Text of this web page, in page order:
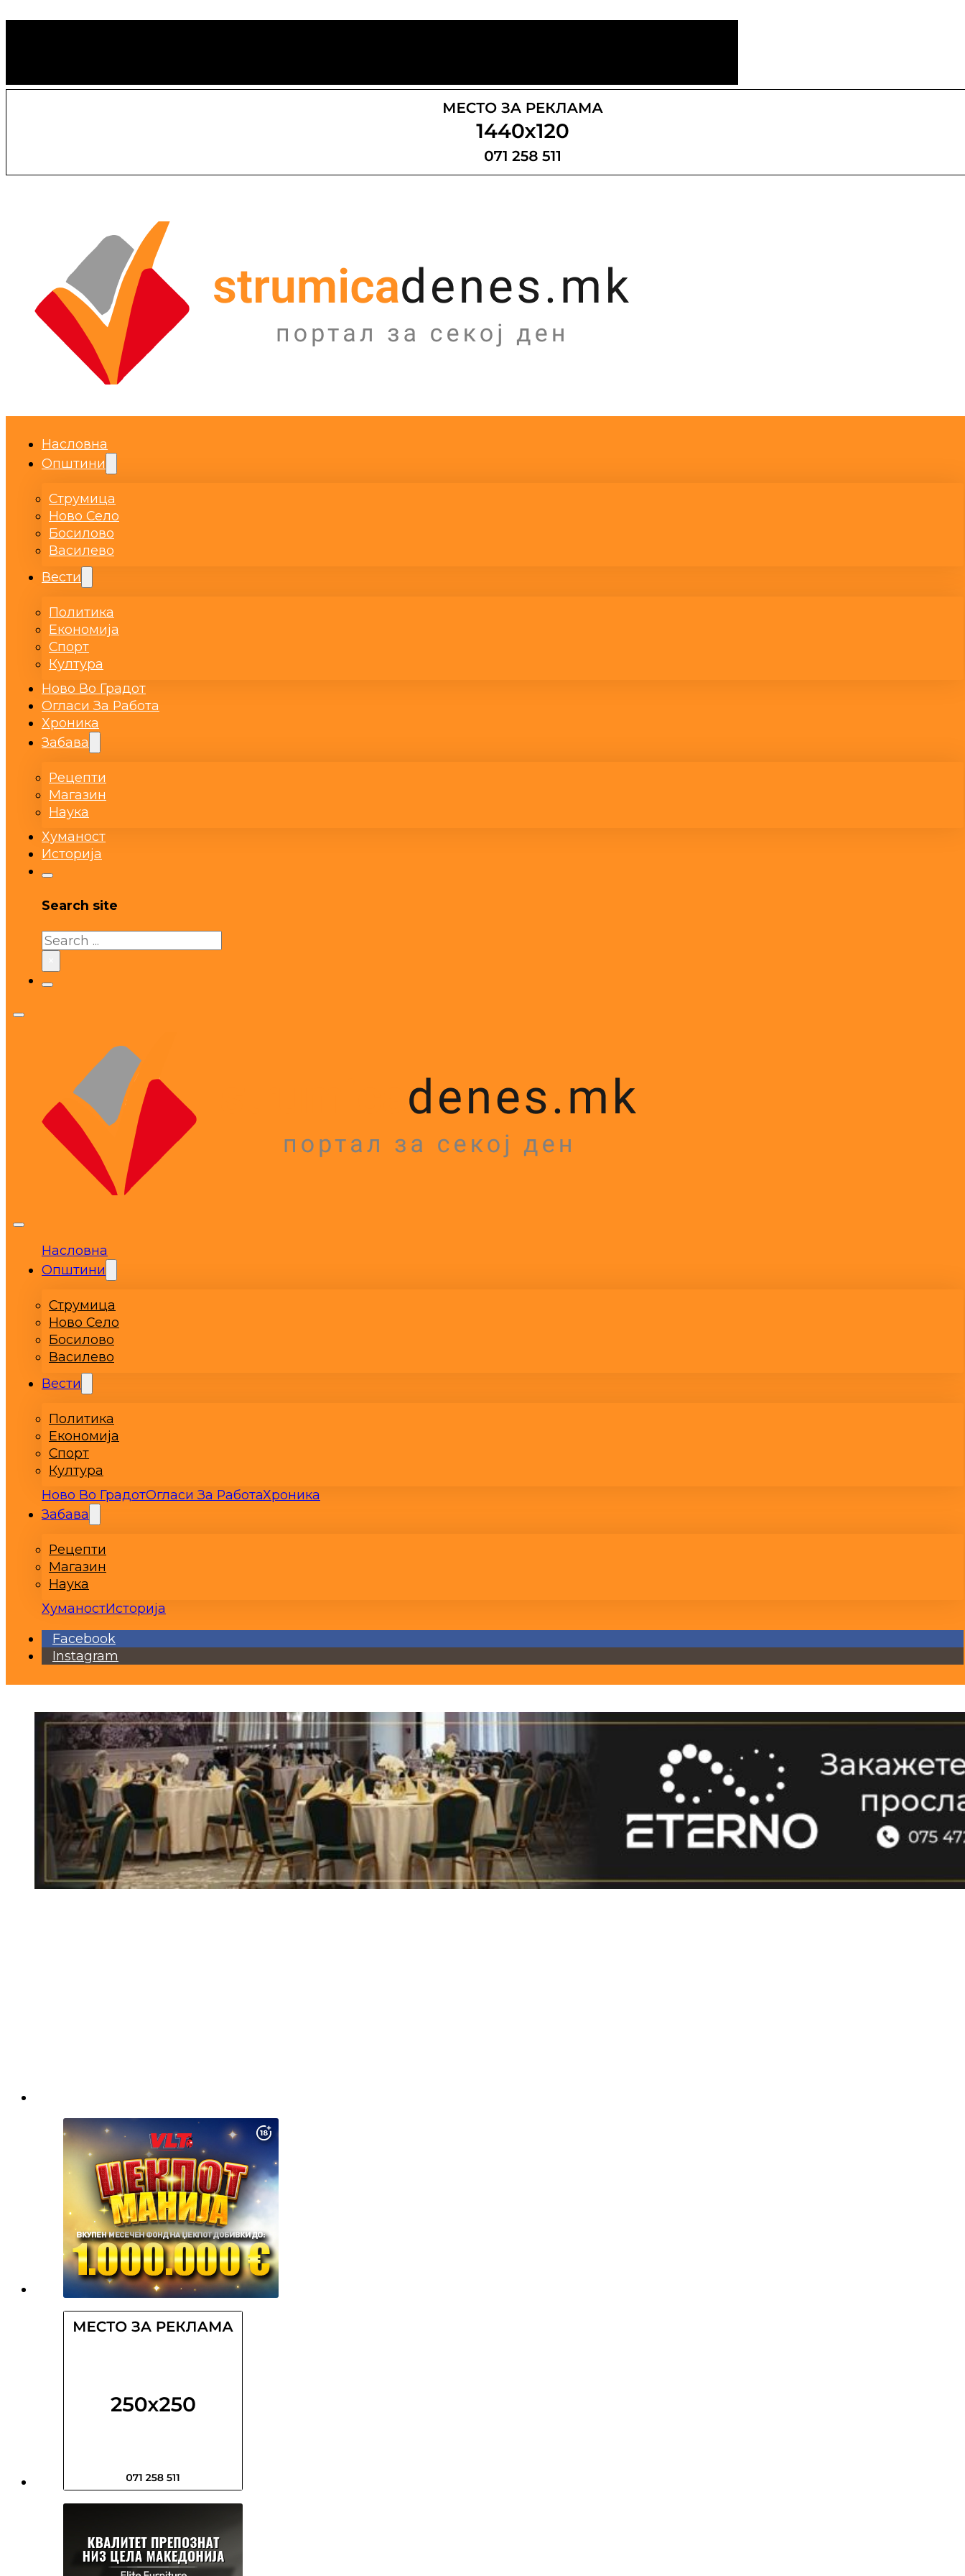
Насловна
Општини
Струмица
Ново Село
Босилово
Василево
Вести
Политика
Економија
Спорт
Култура
Ново Во Градот
Огласи За Работа
Хроника
Забава
Рецепти
Магазин
Наука
Хуманост
Историја
Search site
Search
Насловна
Општини
Струмица
Ново Село
Босилово
Василево
Вести
Политика
Економија
Спорт
Култура
Ново Во ГрадотОгласи За РаботаХроника
Забава
Рецепти
Магазин
Наука
ХуманостИсторија
Facebook
Instagram